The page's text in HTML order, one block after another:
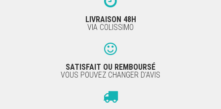
LIVRAISON 48H
VIA COLISSIMO
SATISFAIT OU REMBOURSÉ
VOUS POUVEZ CHANGER D'AVIS